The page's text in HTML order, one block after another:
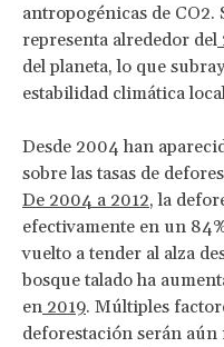
antropogénicas de CO2.
representa alrededor del
del planeta, lo que
estabilidad climática
Desde 2004 han
sobre las tasas de
De 2004 a 2012, la
efectivamente en un
vuelto a tender al alza
bosque talado ha
en 2019. Múltiples
deforestación serán aún